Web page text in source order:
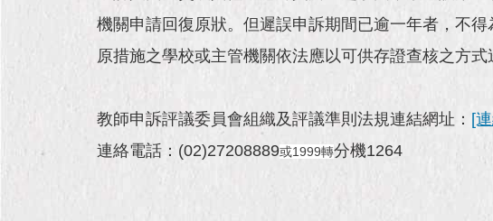
機關申請回復原狀。但遲誤申訴期間已逾一年者，不
原措施之學校或主管機關依法應以可供存證查核之方
教師申訴評議委員會組織及評議準則法規連結網址： [
連絡電話：(02)27208889或1999轉分機1264